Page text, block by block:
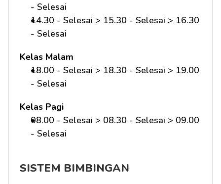
- Selesai
14.30 - Selesai > 15.30 - Selesai > 16.30
- Selesai
Kelas Malam
18.00 - Selesai > 18.30 - Selesai > 19.00
- Selesai
Kelas Pagi
08.00 - Selesai > 08.30 - Selesai > 09.00
- Selesai
SISTEM BIMBINGAN